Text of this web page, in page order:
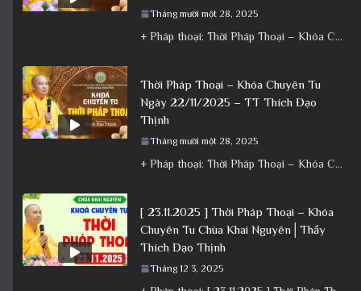
Tháng mười một 28, 2025
+ Pháp thoại: Thời Pháp Thoại – Khóa Chuyên Tu Ngày 23/11/2025 – TT Thích Đạo Thịnh + Album: Pháp
Thời Pháp Thoại – Khóa Chuyên Tu
Ngày 22/11/2025 – TT Thích Đạo
Thịnh
Tháng mười một 28, 2025
+ Pháp thoại: Thời Pháp Thoại – Khóa Chuyên Tu Ngày 22/11/2025 – TT Thích Đạo Thịnh + Album: Pháp
[ 23.11.2025 ] Thời Pháp Thoại – Khóa
Chuyên Tu Chùa Khai Nguyên│Thầy
Thích Đạo Thịnh
Tháng 12 3, 2025